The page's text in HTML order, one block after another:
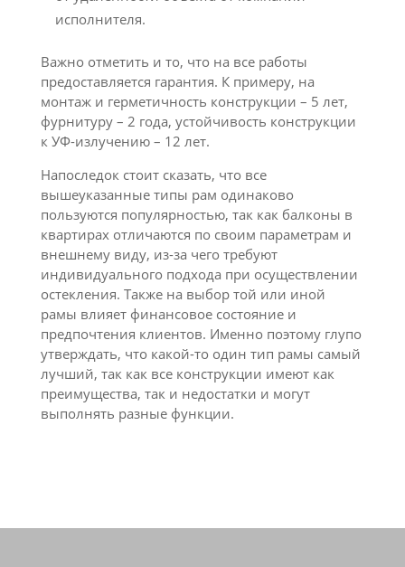
исполнителя.
Важно отметить и то, что на все работы
предоставляется гарантия. К примеру, на
монтаж и герметичность конструкции – 5 лет,
фурнитуру – 2 года, устойчивость конструкции
к УФ-излучению – 12 лет.
Напоследок стоит сказать, что все
вышеуказанные типы рам одинаково
пользуются популярностью, так как балконы в
квартирах отличаются по своим параметрам и
внешнему виду, из-за чего требуют
индивидуального подхода при осуществлении
остекления. Также на выбор той или иной
рамы влияет финансовое состояние и
предпочтения клиентов. Именно поэтому глупо
утверждать, что какой-то один тип рамы самый
лучший, так как все конструкции имеют как
преимущества, так и недостатки и могут
выполнять разные функции.